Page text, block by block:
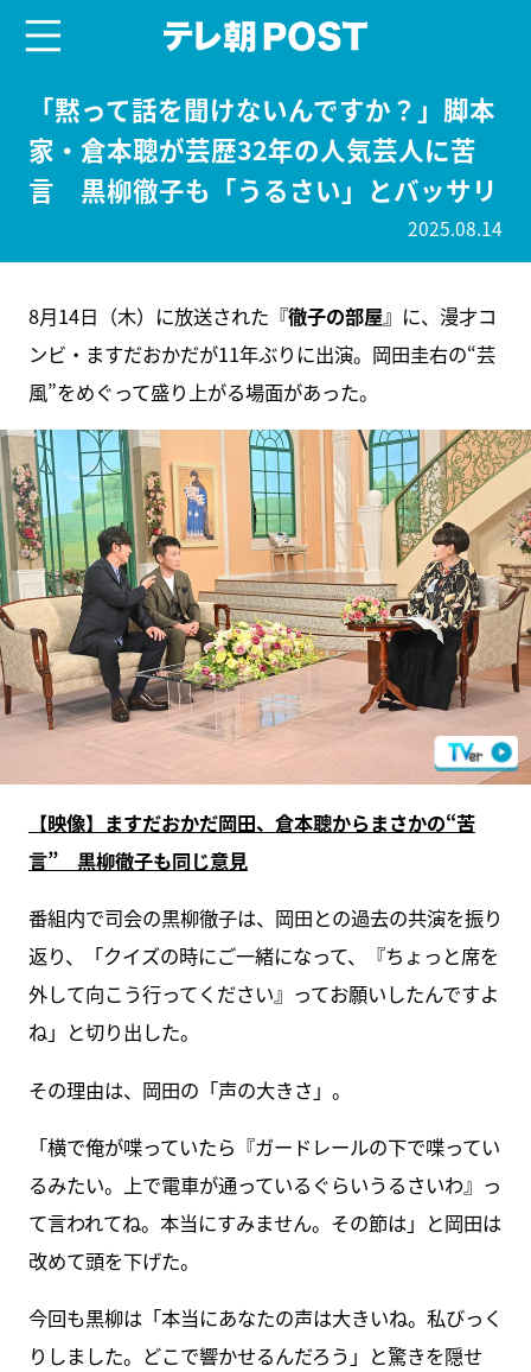
「黙って話を聞けないんですか？」脚本
家・倉本聰が芸歴32年の人気芸人に苦
言 黒柳徹子も「うるさい」とバッサリ
2025.08.14
8月14日（木）に放送された『徹子の部屋』に、漫才コ
ンビ・ますだおかだが11年ぶりに出演。岡田圭右の“芸
風”をめぐって盛り上がる場面があった。
【映像】ますだおかだ岡田、倉本聰からまさかの“苦
言” 黒柳徹子も同じ意見
番組内で司会の黒柳徹子は、岡田との過去の共演を振り
返り、「クイズの時にご一緒になって、『ちょっと席を
外して向こう行ってください』ってお願いしたんですよ
ね」と切り出した。
その理由は、岡田の「声の大きさ」。
「横で俺が喋っていたら『ガードレールの下で喋ってい
るみたい。上で電車が通っているぐらいうるさいわ』っ
て言われてね。本当にすみません。その節は」と岡田は
改めて頭を下げた。
今回も黒柳は「本当にあなたの声は大きいね。私びっく
りしました。どこで響かせるんだろう」と驚きを隠せ